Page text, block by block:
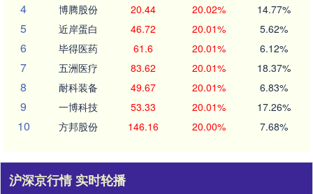
4 博腾股份 20.44 20.02% 14.77%
5 近岸蛋白 46.72 20.01% 5.62%
6 毕得医药 61.6 20.01% 6.12%
7 五洲医疗 83.62 20.01% 18.37%
8 耐科装备 49.67 20.01% 6.83%
9 一博科技 53.33 20.01% 17.26%
10 方邦股份 146.16 20.00% 7.68%
沪深京行情 实时轮播